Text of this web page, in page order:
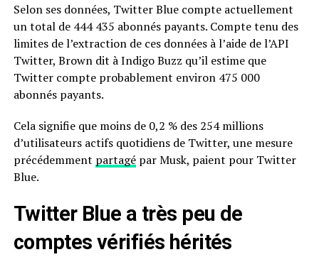
Selon ses données, Twitter Blue compte actuellement
un total de 444 435 abonnés payants. Compte tenu des
limites de l’extraction de ces données à l’aide de l’API
Twitter, Brown dit à Indigo Buzz qu’il estime que
Twitter compte probablement environ 475 000
abonnés payants.
Cela signifie que moins de 0,2 % des 254 millions
d’utilisateurs actifs quotidiens de Twitter, une mesure
précédemment partagépar Musk, paient pour Twitter
Blue.
Twitter Blue a très peu de
comptes vérifiés hérités